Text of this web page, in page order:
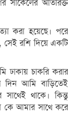
সার্কেলের অতিরিক্ত
করা হয়েছে। পরে
সেই রশি দিয়ে একটি
ঢাকায় চাকরি করার
দিন আমি বাড়িতেই
থাকে। কিন্তু
কে আমার সাথে করে